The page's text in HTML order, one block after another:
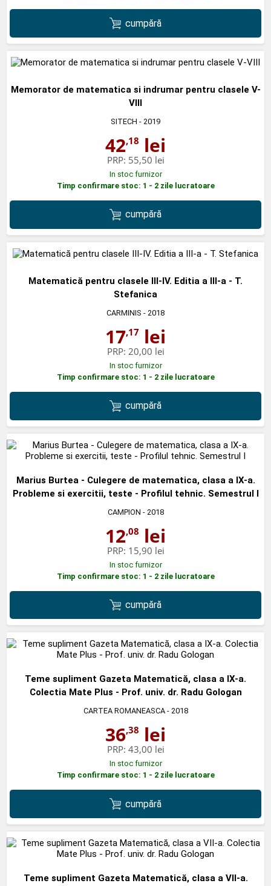
cumpără
Memorator de matematica si indrumar pentru clasele V-
VIII
SITECH - 2019
42,18 lei
PRP: 55,50 lei
In stoc furnizor
Timp confirmare stoc: 1 - 2 zile lucratoare
cumpără
Matematică pentru clasele III-IV. Editia a III-a - T.
Stefanica
CARMINIS - 2018
17,17 lei
PRP: 20,00 lei
In stoc furnizor
Timp confirmare stoc: 1 - 2 zile lucratoare
cumpără
Marius Burtea - Culegere de matematica, clasa a IX-a.
Probleme si exercitii, teste - Profilul tehnic. Semestrul I
CAMPION - 2018
12,08 lei
PRP: 15,90 lei
In stoc furnizor
Timp confirmare stoc: 1 - 2 zile lucratoare
cumpără
Teme supliment Gazeta Matematică, clasa a IX-a.
Colectia Mate Plus - Prof. univ. dr. Radu Gologan
CARTEA ROMANEASCA- 2018
36,38 lei
PRP: 43,00 lei
In stoc furnizor
Timp confirmare stoc: 1 - 2 zile lucratoare
cumpără
Teme supliment Gazeta Matematică, clasa a VII-a.